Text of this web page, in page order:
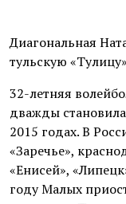
Диагональная
тульскую
32-летняя
дважды
2015 годах. В
«Заречье»,
«Енисей»,
году Малых